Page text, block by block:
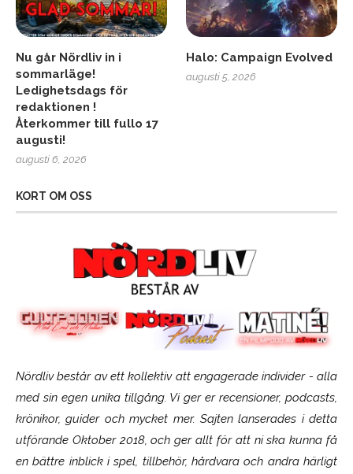
Nu går Nördliv in i
sommarläge!
Ledighetsdags för
redaktionen !
Återkommer till fullo 17
augusti!
augusti 6, 2026
Halo: Campaign Evolved
augusti 5, 2026
KORT OM OSS
Nördliv består av ett kollektiv att engagerade individer - alla
med sin egen unika tillgång. Vi ger er recensioner, podcasts,
krönikor, guider och mycket mer. Sajten lanserades i detta
utförande Oktober 2018, och ger allt för att ni ska kunna få
en bättre inblick i spel, tillbehör, hårdvara och andra härligt